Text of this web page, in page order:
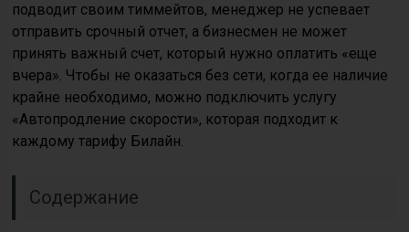
подводит своим тиммейтов, менеджер не успевает
отправить срочный отчет, а бизнесмен не может
принять важный счет, который нужно оплатить «еще
вчера». Чтобы не оказаться без сети, когда ее наличие
крайне необходимо, можно подключить услугу
«Автопродление скорости», которая подходит к
каждому тарифу Билайн.
Содержание